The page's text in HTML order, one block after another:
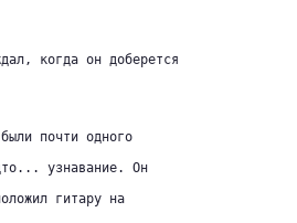
когда он доберется
почти одного
узнавание. Он
гитару на